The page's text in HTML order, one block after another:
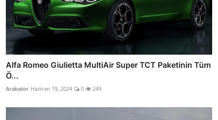
Alfa Romeo Giulietta MultiAir Super TCT Paketinin Tüm
Ö...
Arabator Haziran 19, 2024 0 249